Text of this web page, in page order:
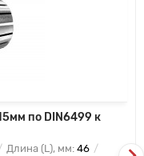
по DIN6499 к
Длина (L), мм: 46